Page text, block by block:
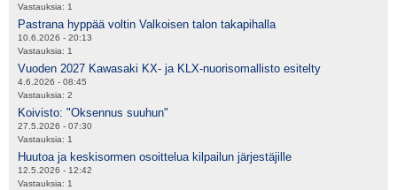
Vastauksia: 1
Pastrana hyppää voltin Valkoisen talon takapihalla
10.6.2026 - 20:13
Vastauksia: 1
Vuoden 2027 Kawasaki KX- ja KLX-nuorisomallisto esitelty
4.6.2026 - 08:45
Vastauksia: 2
Koivisto: "Oksennus suuhun"
27.5.2026 - 07:30
Vastauksia: 1
Huutoa ja keskisormen osoittelua kilpailun järjestäjille
12.5.2026 - 12:42
Vastauksia: 1